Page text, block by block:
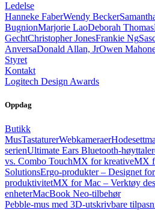
Ledelse
Hanneke FaberWendy Becker
BugnionMarjorie LaoDeborah Thomas
GechtChristopher JonesFrankie Ng
AnversaDonald Allan, JrOwen
Styret
Kontakt
Logitech Design Awards
Oppdag
Butikk
MusTastaturerWebkameraerHodesett
serienUltimate Ears Bluetooth-
vs. Combo TouchMX for kreativeMX
SolutionsErgo-produkter – Designet
produktivitetMX for Mac – Verktøy
enheterMacBook Neo-tilbehør
Pebble-mus med 3D-utskrivbare